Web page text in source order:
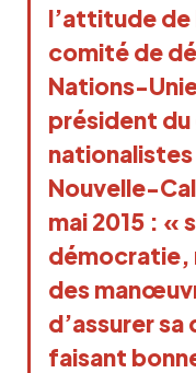
l’attitude de
comité de
Nations-
président du
Nouvelle-
mai 2015 : «
démocratie,
des
d’assurer
faisant